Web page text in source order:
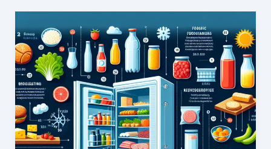
장
보
다
냉
동
이
나
은